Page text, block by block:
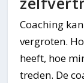
Coaching
vergroten.
heeft, hoe
treden. De